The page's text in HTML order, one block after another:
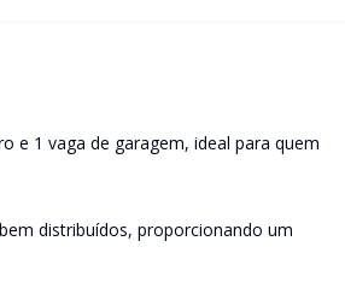
e 1 vaga de garagem, ideal para quem
distribuídos, proporcionando um